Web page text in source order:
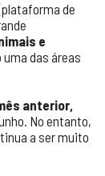
de
e
das áreas
anterior,
No entanto,
a ser muito